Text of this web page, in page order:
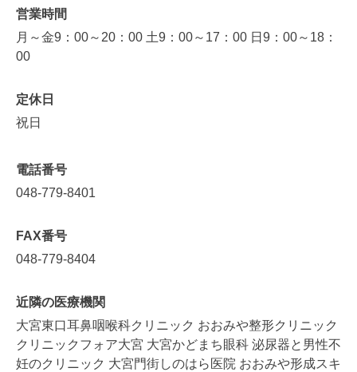
営業時間
月～金9：00～20：00 土9：00～17：00 日9：00～18：
00
定休日
祝日
電話番号
048-779-8401
FAX番号
048-779-8404
近隣の医療機関
大宮東口耳鼻咽喉科クリニック おおみや整形クリニック
クリニックフォア大宮 大宮かどまち眼科 泌尿器と男性不
妊のクリニック 大宮門街しのはら医院 おおみや形成スキ